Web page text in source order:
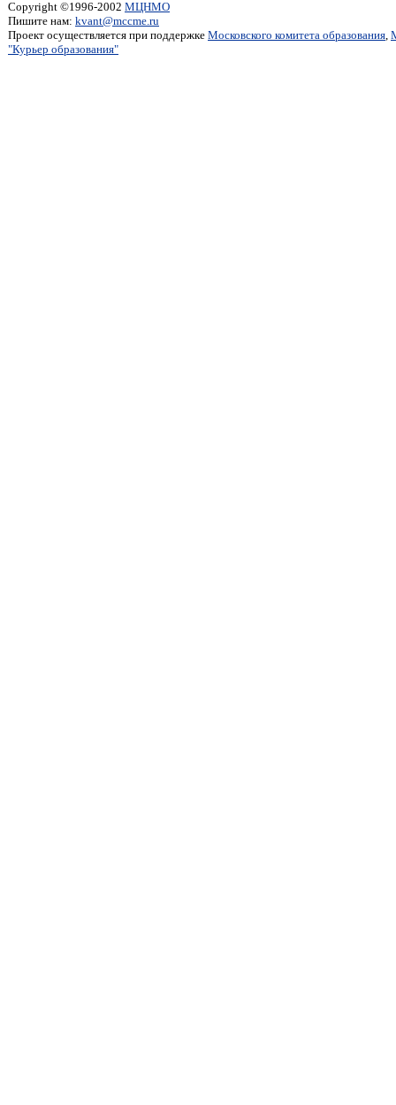
Copyright ©1996-2002 МЦНМО
Пишите нам: kvant@mccme.ru
Проект осуществляется при поддержке Московского комитета образования,
"Курьер образования"